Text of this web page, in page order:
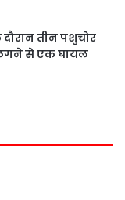
तीन पशुचोर
लगने से एक घायल